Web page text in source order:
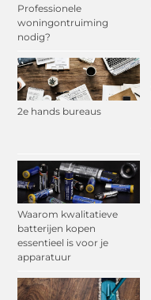
Professionele
woningontruiming
nodig?
2e hands bureaus
Waarom kwalitatieve
batterijen kopen
essentieel is voor je
apparatuur